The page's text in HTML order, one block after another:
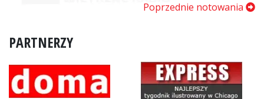
Poprzednie notowania
PARTNERZY